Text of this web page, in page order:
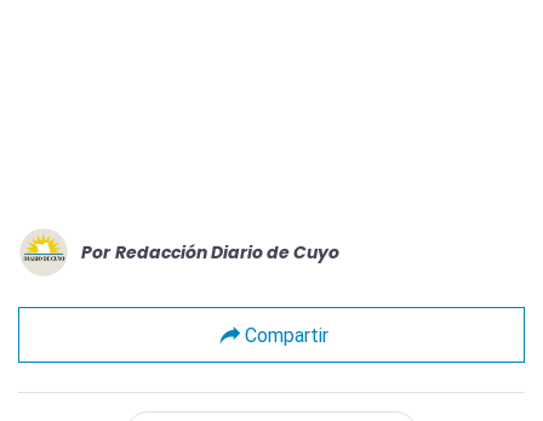
Por Redacción Diario de Cuyo
Compartir